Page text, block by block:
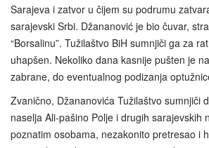
Sarajeva i zatvor u čijem su podrumu
sarajevski Srbi. Džananović je bio čuvar,
“Borsalinu”. Tužilaštvo BiH sumnjiči ga za
uhapšen. Nekoliko dana kasnije pušten je
zabrane, do eventualnog podizanja
Zvanično, Džananovića Tužilaštvo sumnjiči
naselja Ali‑pašino Polje i drugih sarajevskih
poznatim osobama, nezakonito pretresao i